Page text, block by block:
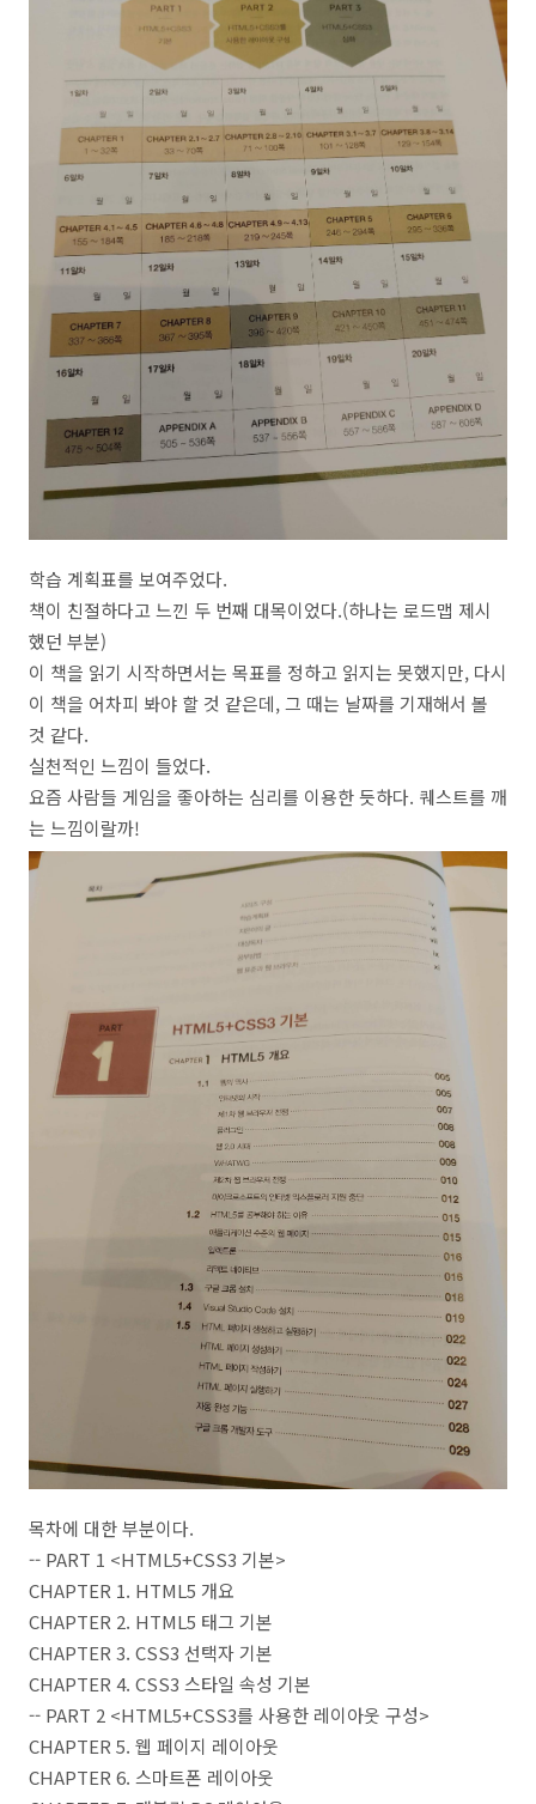
학습 계획표를 보여주었다.
책이 친절하다고 느낀 두 번째 대목이었다.(하나는 로드맵 제시
했던 부분)
이 책을 읽기 시작하면서는 목표를 정하고 읽지는 못했지만, 다시
이 책을 어차피 봐야 할 것 같은데, 그 때는 날짜를 기재해서 볼
것 같다.
실천적인 느낌이 들었다.
요즘 사람들 게임을 좋아하는 심리를 이용한 듯하다. 퀘스트를 깨
는 느낌이랄까!
목차에 대한 부분이다.
-- PART 1 <HTML5+CSS3 기본>
CHAPTER 1. HTML5 개요
CHAPTER 2. HTML5 태그 기본
CHAPTER 3. CSS3 선택자 기본
CHAPTER 4. CSS3 스타일 속성 기본
-- PART 2 <HTML5+CSS3를 사용한 레이아웃 구성>
CHAPTER 5. 웹 페이지 레이아웃
CHAPTER 6. 스마트폰 레이아웃